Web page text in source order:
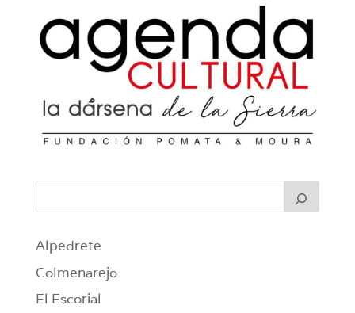
Alpedrete
Colmenarejo
El Escorial